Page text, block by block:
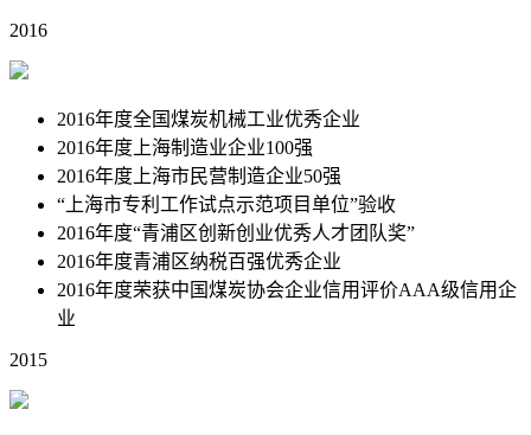
2016
2016年度全国煤炭机械工业优秀企业
2016年度上海制造业企业100强
2016年度上海市民营制造企业50强
“上海市专利工作试点示范项目单位”验收
2016年度“青浦区创新创业优秀人才团队奖”
2016年度青浦区纳税百强优秀企业
2016年度荣获中国煤炭协会企业信用评价AAA级信用企
业
2015